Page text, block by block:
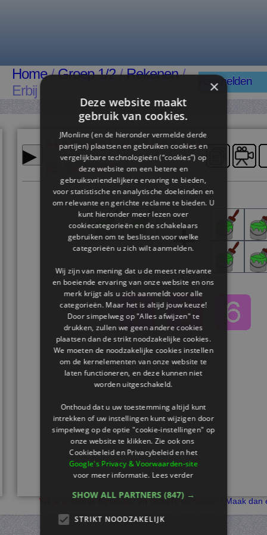
Home/Groep 1/2/Rekenen/
Erbij
Aanmelden
▸
Hoeveel plaatjes tel
je samen?
Wil je je scores bijhouden en stickers verdienen? Maak dan
×
Deze website maakt
gebruik van cookies.
JMonline (en de hieronder vermelde derde
partijen) plaatsen en gebruiken cookies en
vergelijkbare technologieën (“cookies”) op
deze website om een ​​betere en
gebruiksvriendelijkere ervaring te bieden,
voor statistische en analytische doeleinden en
om relevante en gerichte reclame te bieden. U
kunt hieronder meer lezen over
cookiecategorieën en de schakelaars
gebruiken om te beslissen voor welke
categorieën u zich wilt aanmelden.
Wij zijn van mening dat u de meest relevante
en boeiende ervaring van onze website en ons
merk krijgt als u zich aanmeldt voor alle
categorieën. Maar het is altijd jouw keuze!
Door simpelweg op "Alles afwijzen" te
drukken, zullen we geen andere cookies
plaatsen dan de strikt noodzakelijke cookies.
We moeten de noodzakelijke cookies instellen
om de kernelementen van onze website te
laten functioneren, en deze kunnen niet
worden uitgeschakeld.
Onthoud dat u uw toestemming altijd kunt
intrekken of uw instellingen kunt wijzigen door
simpelweg op de optie "cookie-instellingen" op
onze website te klikken. Zie ook ons ​​
Cookiebeleid en Privacybeleid en het
Google's Privacy & Voorwaarden-site
voor meer informatie.Lees verder
SHOW ALL PARTNERS (847) →
STRIKT NOODZAKELIJK